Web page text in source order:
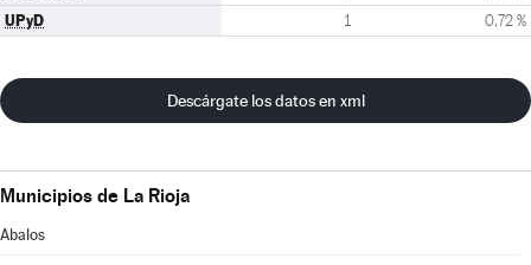
UPyD 1 0,72 %
Descárgate los datos en xml
Municipios de La Rioja
Abalos